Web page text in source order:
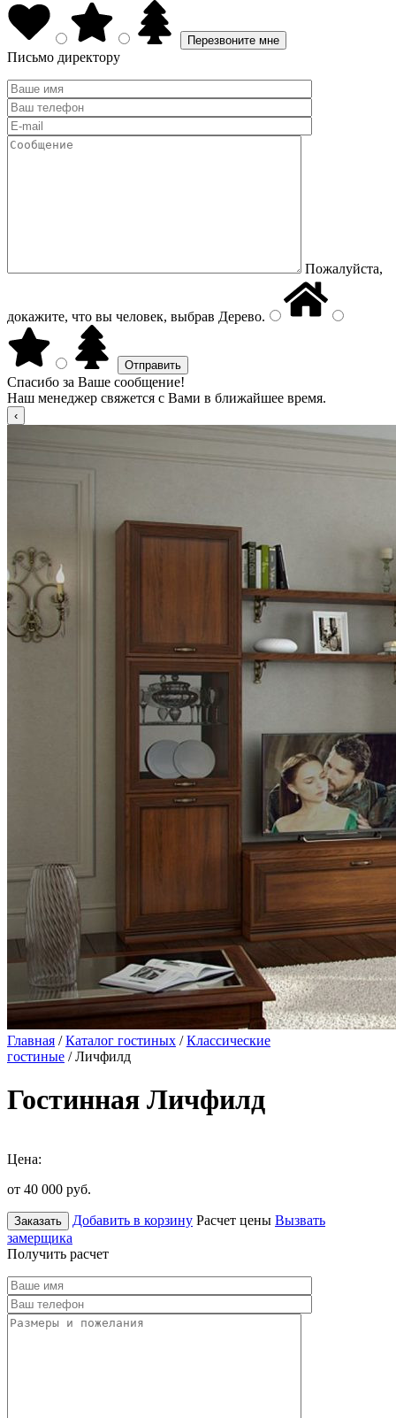
Письмо директору
Пожалуйста,
докажите, что вы человек, выбрав Дерево.
Спасибо за Ваше сообщение!
Наш менеджер свяжется с Вами в ближайшее время.
Главная /Каталог гостиных /Классические
гостиные / Личфилд
Гостинная Личфилд
Цена:
от 40 000 руб.
Заказать Добавить в корзину Расчет цены Вызвать
замерщика
Получить расчет